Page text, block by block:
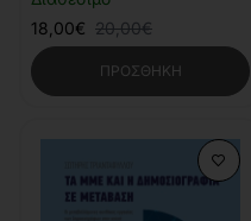
18,00€ 20,00€
ΠΡΟΣΘΉΚΗ